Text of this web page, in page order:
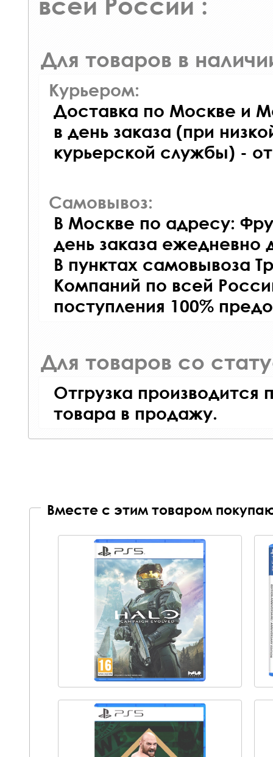
Для товаров в
Курьером:
Доставка по Москве и
в день заказа (при
курьерской службы) -
Самовывоз:
В Москве по адресу:
день заказа ежедневно
В пунктах самовывоза
Компаний по всей
поступления 100%
Для товаров со
Отгрузка производится
товара в продажу.
Вместе с этим товаром